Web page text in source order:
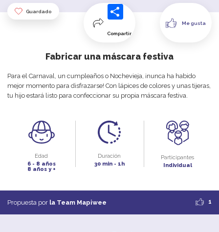
Guardado
Compartir
Me gusta
Fabricar una máscara festiva
Para el Carnaval, un cumpleaños o Nochevieja, ¡nunca ha habido
mejor momento para disfrazarse! Con lápices de colores y unas tijeras,
tu hijo estará listo para confeccionar su propia máscara festiva.
Edad
6 - 8 años
8 años y +
Duración
30 min - 1h
Participantes
Individual
Propuesta por la Team Mapiwee 1